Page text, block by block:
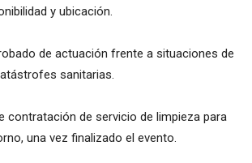
y ubicación.
de actuación frente a situaciones de
sanitarias.
contratación de servicio de limpieza para
una vez finalizado el evento.